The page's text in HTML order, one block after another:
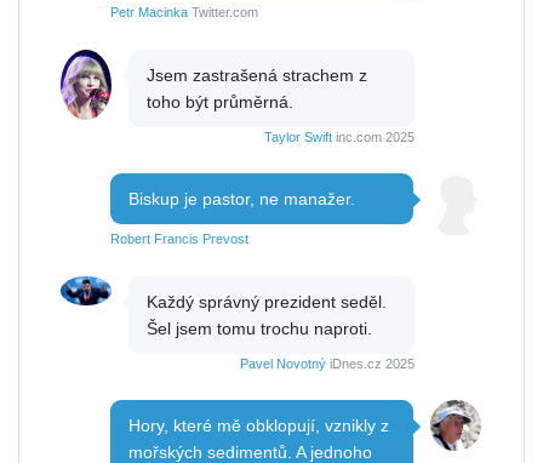
Petr Macinka Twitter.com
Jsem zastrašená strachem z
toho být průměrná.
Taylor Swift inc.com 2025
Biskup je pastor, ne manažer.
Robert Francis Prevost
Každý správný prezident seděl.
Šel jsem tomu trochu naproti.
Pavel Novotný iDnes.cz 2025
Hory, které mě obklopují, vznikly z
mořských sedimentů. A jednoho